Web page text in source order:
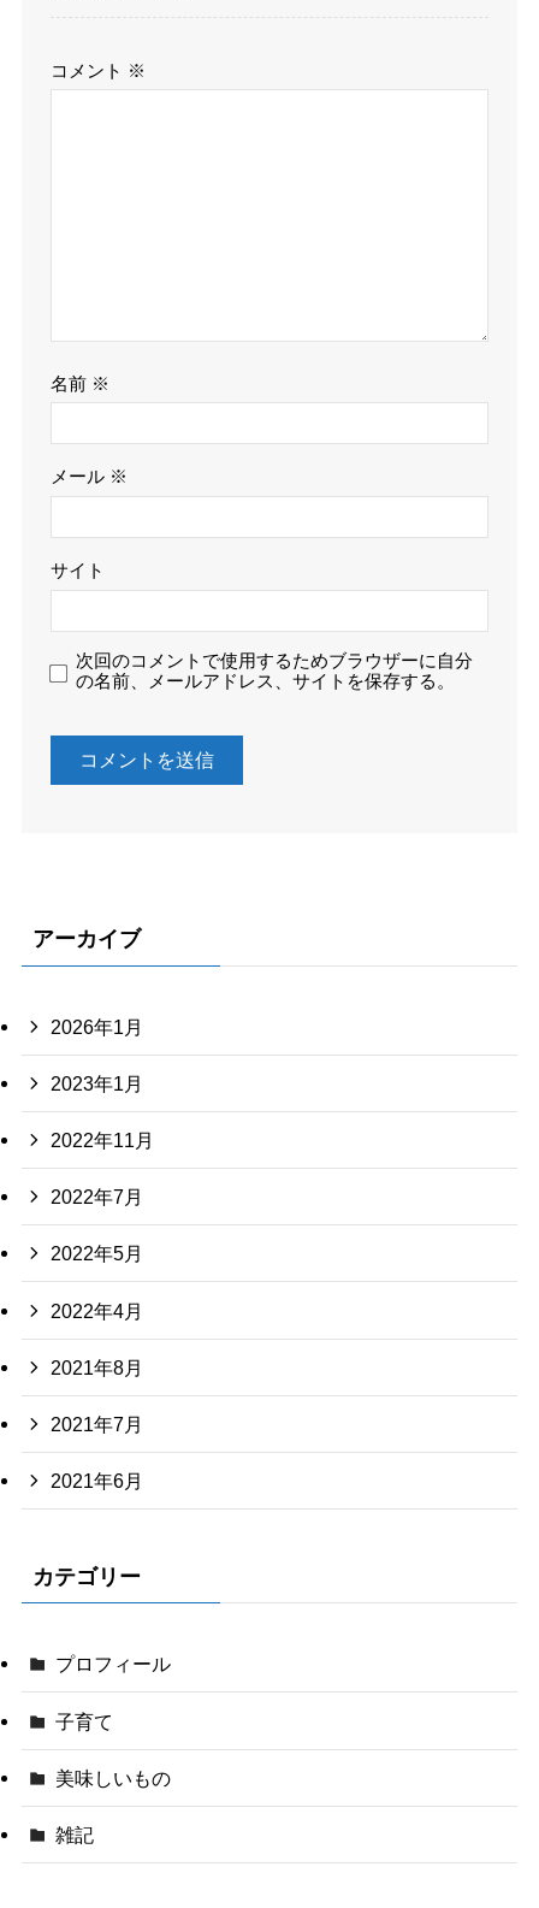
コメント ※
名前 ※
メール ※
サイト
次回のコメントで使用するためブラウザーに自分
の名前、メールアドレス、サイトを保存する。
アーカイブ
2026年1月
2023年1月
2022年11月
2022年7月
2022年5月
2022年4月
2021年8月
2021年7月
2021年6月
カテゴリー
プロフィール
子育て
美味しいもの
雑記